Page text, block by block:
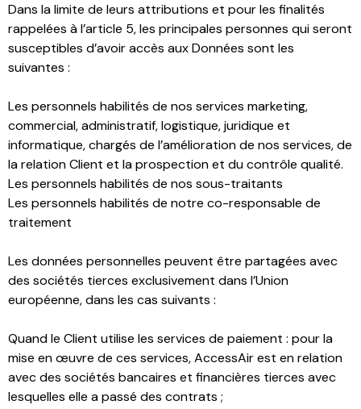
Dans la limite de leurs attributions et pour les finalités
rappelées à l’article 5, les principales personnes qui seront
susceptibles d’avoir accès aux Données sont les
suivantes :
Les personnels habilités de nos services marketing,
commercial, administratif, logistique, juridique et
informatique, chargés de l’amélioration de nos services, de
la relation Client et la prospection et du contrôle qualité.
Les personnels habilités de nos sous-traitants
Les personnels habilités de notre co-responsable de
traitement
Les données personnelles peuvent être partagées avec
des sociétés tierces exclusivement dans l’Union
européenne, dans les cas suivants :
Quand le Client utilise les services de paiement : pour la
mise en œuvre de ces services, AccessAir est en relation
avec des sociétés bancaires et financières tierces avec
lesquelles elle a passé des contrats ;